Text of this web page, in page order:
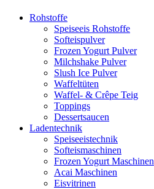
Rohstoffe
Speiseeis Rohstoffe
Softeispulver
Frozen Yogurt Pulver
Milchshake Pulver
Slush Ice Pulver
Waffeltüten
Waffel- & Crêpe Teig
Toppings
Dessertsaucen
Ladentechnik
Speiseeistechnik
Softeismaschinen
Frozen Yogurt Maschinen
Acai Maschinen
Eisvitrinen